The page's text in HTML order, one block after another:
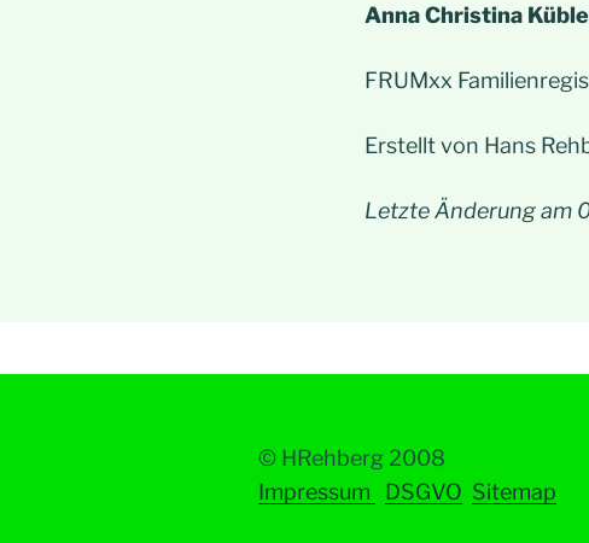
Anna Christina
FRUMxx
Erstellt von Hans
Letzte Änderung am
© HRehberg 2008
Impressum
DSGVO Sitemap